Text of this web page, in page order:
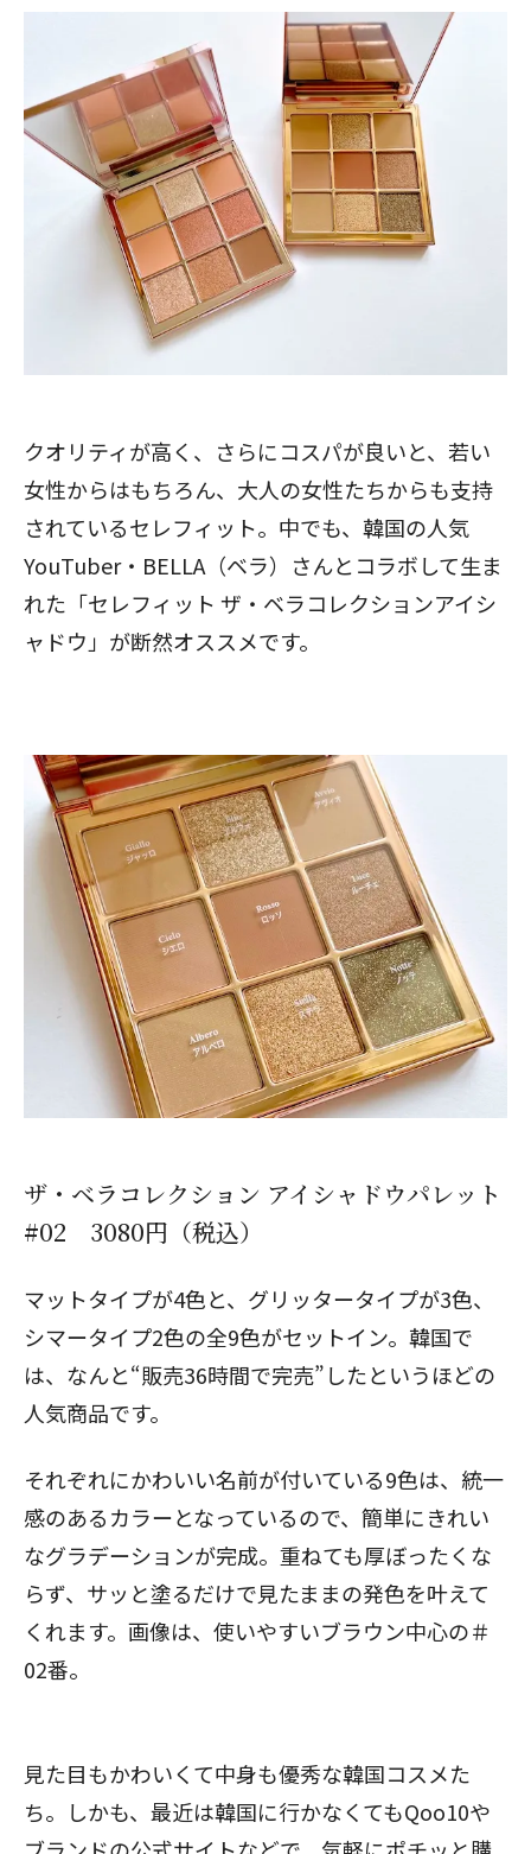
クオリティが高く、さらにコスパが良いと、若い
女性からはもちろん、大人の女性たちからも支持
されているセレフィット。中でも、韓国の人気
YouTuber・BELLA（ベラ）さんとコラボして生ま
れた「セレフィット ザ・ベラコレクションアイシ
ャドウ」が断然オススメです。
ザ・ベラコレクション アイシャドウパレット
#02 3080円（税込）
マットタイプが4色と、グリッタータイプが3色、
シマータイプ2色の全9色がセットイン。韓国で
は、なんと“販売36時間で完売”したというほどの
人気商品です。
それぞれにかわいい名前が付いている9色は、統一
感のあるカラーとなっているので、簡単にきれい
なグラデーションが完成。重ねても厚ぼったくな
らず、サッと塗るだけで見たままの発色を叶えて
くれます。画像は、使いやすいブラウン中心の＃
02番。
見た目もかわいくて中身も優秀な韓国コスメた
ち。しかも、最近は韓国に行かなくてもQoo10や